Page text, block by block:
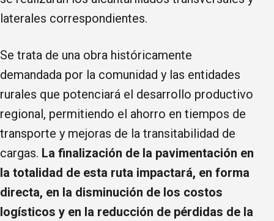
laterales correspondientes.
Se trata de una obra históricamente
demandada por la comunidad y las entidades
rurales que potenciará el desarrollo productivo
regional, permitiendo el ahorro en tiempos de
transporte y mejoras de la transitabilidad de
cargas. La finalización de la pavimentación en
la totalidad de esta ruta impactará, en forma
directa, en la disminución de los costos
logísticos y en la reducción de pérdidas de la